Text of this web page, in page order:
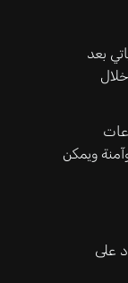
الكبار عالمياً، حيث ياتي بعد
ويمكن
على